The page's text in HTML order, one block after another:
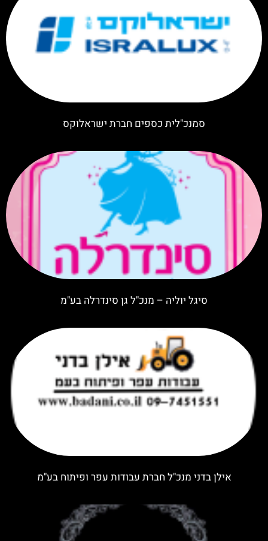
סמנכ"לית כספים חברת ישראלוקס
סיגל יוליה – מנכ"ל גן סינדרלה בע"מ
אילן בדני מנכ"ל חברת עבודות עפר ופיתוח בע"מ